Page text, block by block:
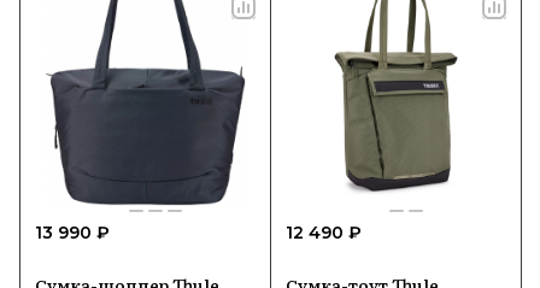
13 990 ₽ 12 490 ₽